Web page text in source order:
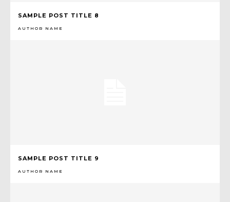
SAMPLE POST TITLE 8
AUTHOR NAME
SAMPLE POST TITLE 9
AUTHOR NAME